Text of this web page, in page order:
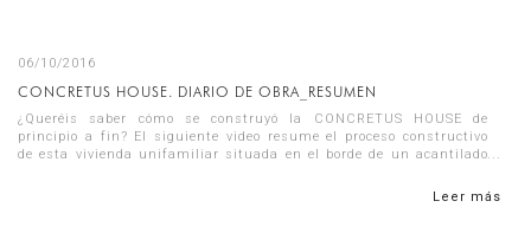
06/10/2016
CONCRETUS HOUSE. DIARIO DE OBRA_RESUMEN
¿Queréis saber cómo se construyó la CONCRETUS HOUSE de
principio a fin? El siguiente video resume el proceso constructivo
de esta vivienda unifamiliar situada en el borde de un acantilado
Leer más